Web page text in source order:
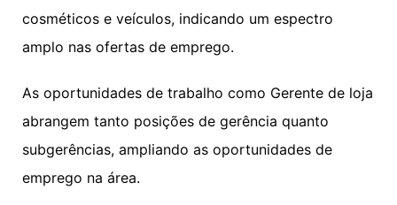
cosméticos e veículos, indicando um espectro
amplo nas ofertas de emprego.
As oportunidades de trabalho como Gerente de loja
abrangem tanto posições de gerência quanto
subgerências, ampliando as oportunidades de
emprego na área.